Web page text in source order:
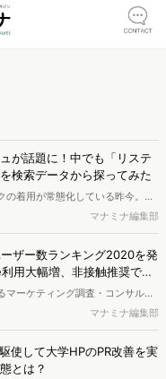
が話題に！中でも「リステ
検索データから探ってみた
着用が常態化している昨今。長
が気になっている人が増えている
マスク着用という新生活様式に伴
ウォッシュなどの口臭ケア用品を
そこで今回は「口臭」に関連する
てみました。
マナミナ編集部
ザー数ランキング2020を発
用大幅増、非接触推奨でキ
化
マーケティング調査・コンサルテ
ヴァリューズは、2020年1月～10
ートフォンのアプリの起動数を調
比較や、年代別での利用傾向に関
マナミナ編集部
使して大学HPのPR改善を実
とは？